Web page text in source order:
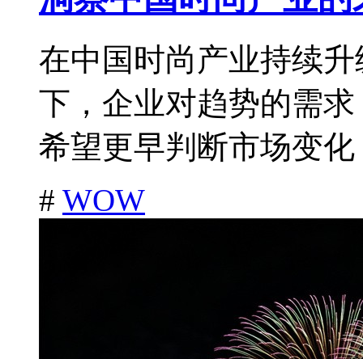
在中国时尚产业持续
下，企业对趋势的需
希望更早判断市场变
# WOW